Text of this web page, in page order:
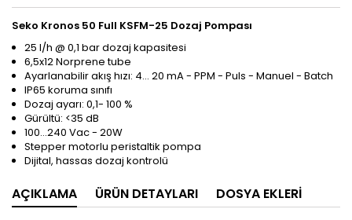
Seko Kronos 50 Full KSFM-25 Dozaj Pompası
25 l/h @ 0,1 bar dozaj kapasitesi
6,5x12 Norprene tube
Ayarlanabilir akış hızı: 4… 20 mA - PPM - Puls - Manuel - Batch
IP65 koruma sınıfı
Dozaj ayarı: 0,1- 100 %
Gürültü: <35 dB
100…240 Vac - 20W
Stepper motorlu peristaltik pompa
Dijital, hassas dozaj kontrolü
AÇIKLAMA ÜRÜN DETAYLARI DOSYA EKLERI